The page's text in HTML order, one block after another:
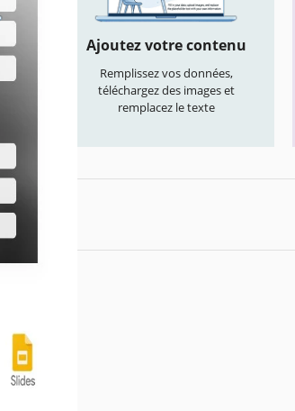
Ajoutez votre contenu
Remplissez vos données,
téléchargez des images et
remplacez le texte